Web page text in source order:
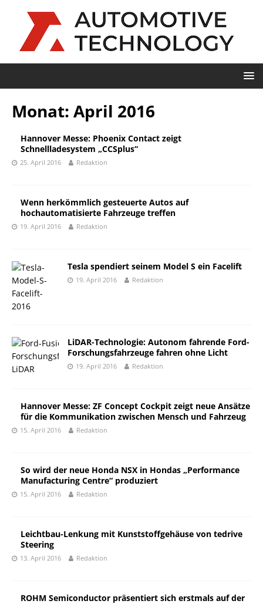
Monat: April 2016
Hannover Messe: Phoenix Contact zeigt
Schnellladesystem „CCSplus“
25. April 2016 Redaktion
Wenn herkömmlich gesteuerte Autos auf
hochautomatisierte Fahrzeuge treffen
19. April 2016 Redaktion
Tesla spendiert seinem Model S ein Facelift
19. April 2016 Redaktion
LiDAR-Technologie: Autonom fahrende Ford-
Forschungsfahrzeuge fahren ohne Licht
19. April 2016 Redaktion
Hannover Messe: ZF Concept Cockpit zeigt neue Ansätze
für die Kommunikation zwischen Mensch und Fahrzeug
15. April 2016 Redaktion
So wird der neue Honda NSX in Hondas „Performance
Manufacturing Centre“ produziert
15. April 2016 Redaktion
Leichtbau-Lenkung mit Kunststoffgehäuse von tedrive
Steering
13. April 2016 Redaktion
ROHM Semiconductor präsentiert sich erstmals auf der